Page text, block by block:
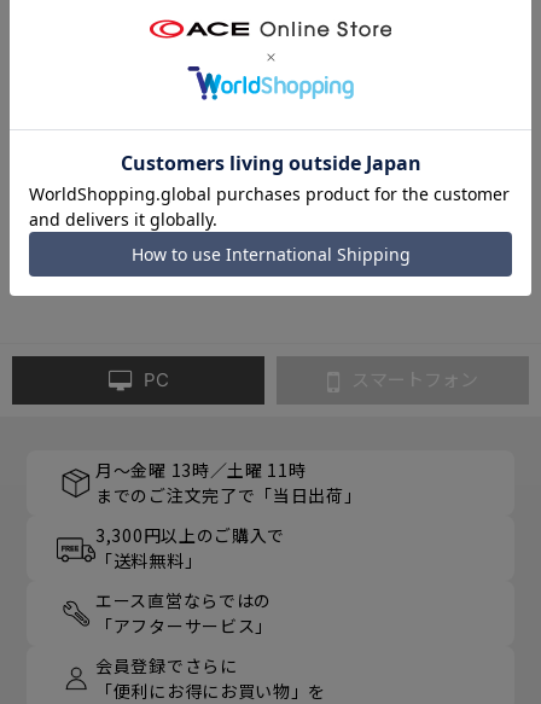
セットアップ
4.8（4）
セットアップ
（05：ベージュ）
【当初価格より 30% OFF！】
￥13,860
(通常価格 ￥19,800)
4件あります
PC スマートフォン
月～金曜 13時／土曜 11時
までのご注文完了で「当日出荷」
3,300円以上のご購入で
「送料無料」
エース直営ならではの
「アフターサービス」
会員登録でさらに
「便利にお得にお買い物」を